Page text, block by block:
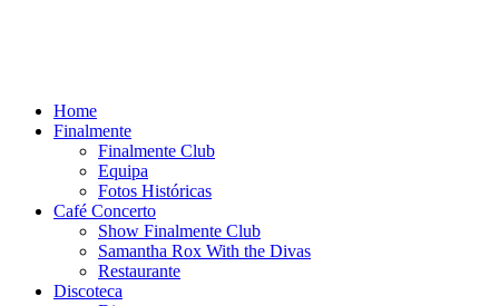
Home
Finalmente
Finalmente Club
Equipa
Fotos Históricas
Café Concerto
Show Finalmente Club
Samantha Rox With the Divas
Restaurante
Discoteca